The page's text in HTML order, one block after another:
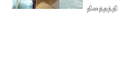
தினத்தந்தி